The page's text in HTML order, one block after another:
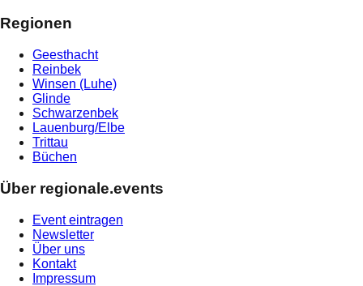
Regionen
Geesthacht
Reinbek
Winsen (Luhe)
Glinde
Schwarzenbek
Lauenburg/Elbe
Trittau
Büchen
Über regionale.events
Event eintragen
Newsletter
Über uns
Kontakt
Impressum